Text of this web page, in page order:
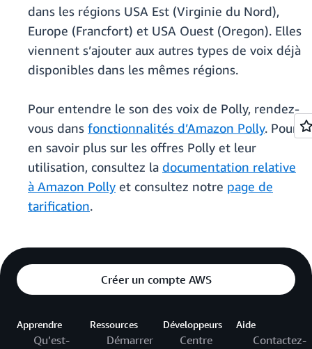
dans les régions USA Est (Virginie du Nord),
Europe (Francfort) et USA Ouest (Oregon). Elles
viennent s’ajouter aux autres types de voix déjà
disponibles dans les mêmes régions.
Pour entendre le son des voix de Polly, rendez-
vous dans fonctionnalités d’Amazon Polly. Pour
en savoir plus sur les offres Polly et leur
utilisation, consultez la documentation relative
à Amazon Polly et consultez notre page de
tarification.
Créer un compte AWS
Apprendre
Qu’est-
Ressources
Démarrer
Développeurs
Centre
Aide
Contactez-